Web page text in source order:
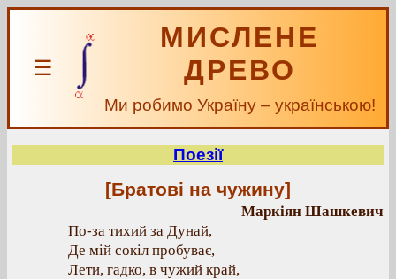
☰
МИСЛЕНЕ
ДРЕВО
Ми робимо Україну – українською!
Поезії
[Братові на чужину]
Маркіян Шашкевич
По-за тихий за Дунай,
Де мій сокіл пробуває,
Лети, гадко, в чужий край,